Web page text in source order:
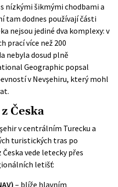
nízkými šikmými chodbami a
tam dodnes používají části
nejsou jediné dva komplexy: v
prací více než 200
nebyla dosud plně
Geographic popsal
v Nevşehiru, který mohl
Česka
v centrálním Turecku a
turistických tras po
vede letecky přes
letišť:
– blíže hlavním